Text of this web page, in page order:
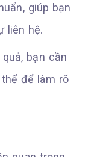
giúp bạn
liên hệ.
bạn cần
để làm rõ